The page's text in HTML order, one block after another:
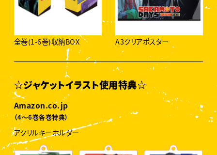
全巻(1-6巻)収納BOX A3クリアポスター
☆ジャケットイラスト使用特典☆
Amazon.co.jp
（4〜6巻各巻特典）
アクリルキーホルダー